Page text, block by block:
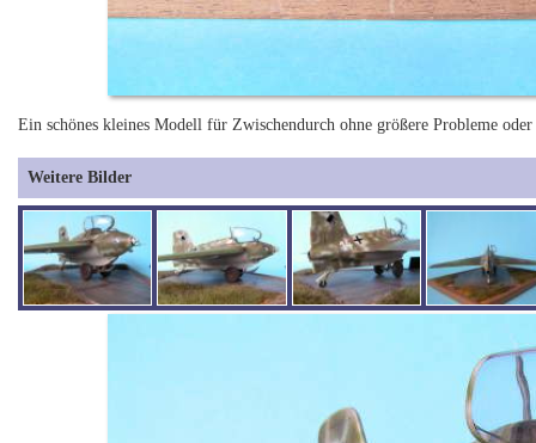
Ein schönes kleines Modell für Zwischendurch ohne größere Probleme oder
Weitere Bilder